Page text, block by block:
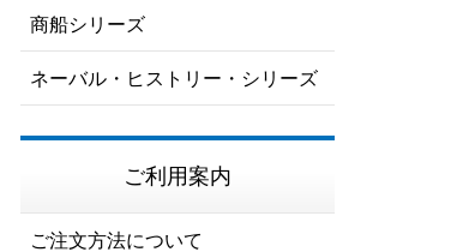
商船シリーズ
ネーバル・ヒストリー・シリーズ
ご利用案内
ご注文方法について